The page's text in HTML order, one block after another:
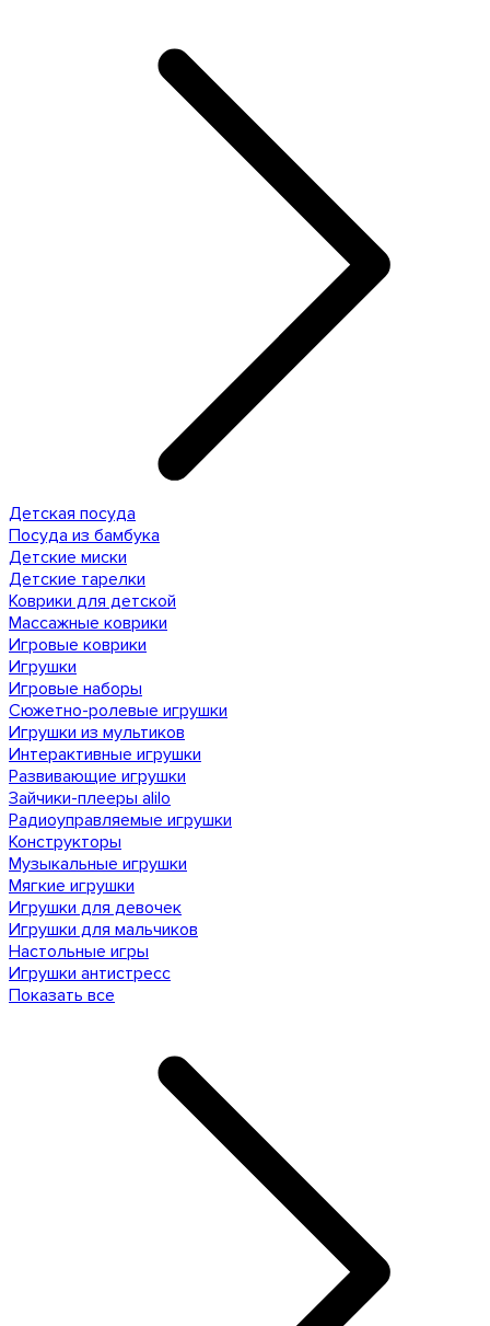
Детская посуда
Посуда из бамбука
Детские миски
Детские тарелки
Коврики для детской
Массажные коврики
Игровые коврики
Игрушки
Игровые наборы
Сюжетно-ролевые игрушки
Игрушки из мультиков
Интерактивные игрушки
Развивающие игрушки
Зайчики-плееры alilo
Радиоуправляемые игрушки
Конструкторы
Музыкальные игрушки
Мягкие игрушки
Игрушки для девочек
Игрушки для мальчиков
Настольные игры
Игрушки антистресс
Показать все